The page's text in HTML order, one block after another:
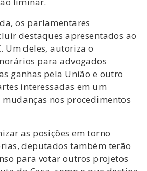
os parlamentares
destaques apresentados ao
Um deles, autoriza o
para advogados
ganhas pela União e outro
interessadas em um
nos procedimentos
as posições em torno
deputados também terão
para votar outros projetos